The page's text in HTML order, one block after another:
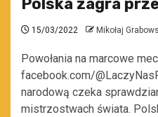
Polska zagra
15/03/2022 Mikołaj
Powołania na marcowe
facebook.com/
narodową czeka
mistrzostwach świata.